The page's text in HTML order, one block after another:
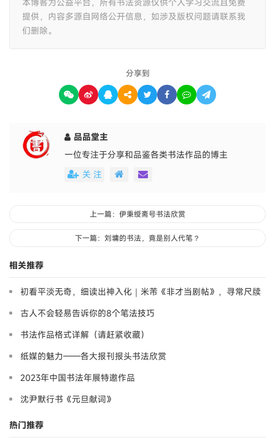
本博客为公益平台，所有书法资源仅供个人学习交流且免费
提供，内容多源自网络公开信息，如涉及版权问题请联系我
们删除。
分享到
品品堂主
一位专注于分享和品鉴各类书法作品的博主
关 注
上一篇：伊秉绶斋号书法欣赏
下一篇：刘墉的书法，竟是别人代笔？
相关推荐
初看平淡无奇，细读出神入化｜米芾《非才当剧帖》，寻常尺牍
藏大道
古人不会轻易告诉你的8个笔法技巧
书法作品格式详解（请赶紧收藏）
纸媒的魅力——各大报刊报头书法欣赏
2023年中国书法年展特邀作品
沈尹默行书《元旦献词》
热门推荐